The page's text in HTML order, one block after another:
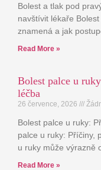
Bolest a tlak pod
navštívit lékaře
znamená a jak
Read More »
Bolest palce u
léčba
26 července, 2026
Bolest palce u ruky:
palce u ruky: Příčiny,
u ruky může výrazně
Read More »